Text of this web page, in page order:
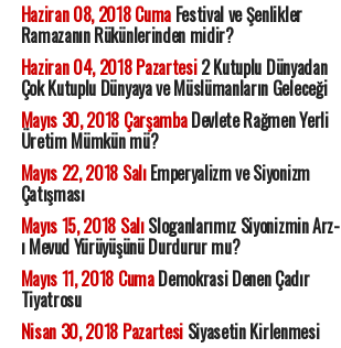
Haziran 08, 2018 CumaFestival ve Şenlikler
Ramazanın Rükünlerinden midir?
Haziran 04, 2018 Pazartesi2 Kutuplu Dünyadan
Çok Kutuplu Dünyaya ve Müslümanların Geleceği
Mayıs 30, 2018 ÇarşambaDevlete Rağmen Yerli
Üretim Mümkün mü?
Mayıs 22, 2018 SalıEmperyalizm ve Siyonizm
Çatışması
Mayıs 15, 2018 SalıSloganlarımız Siyonizmin Arz-
ı Mevud Yürüyüşünü Durdurur mu?
Mayıs 11, 2018 CumaDemokrasi Denen Çadır
Tiyatrosu
Nisan 30, 2018 PazartesiSiyasetin Kirlenmesi